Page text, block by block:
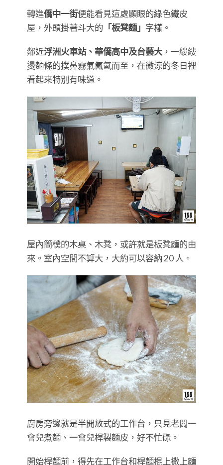
轉進僑中一街便能看見這處顯眼的綠色鐵皮
屋，外頭掛著斗大的 「板凳麵」 字樣。
鄰近浮洲火車站、華僑高中及台藝大 ，一縷縷
燙麵條的撲鼻霧氣氤氳而至，在微涼的冬日裡
看起來特別有味道。
屋內簡樸的木桌、木凳，或許就是板凳麵的由
來。室內空間不算大，大約可以容納 20 人。
廚房旁邊就是半開放式的工作台，只見老闆一
會兒煮麵、一會兒桿製麵皮，好不忙碌。
開始桿麵前，得先在工作台和桿麵棍上撒上麵